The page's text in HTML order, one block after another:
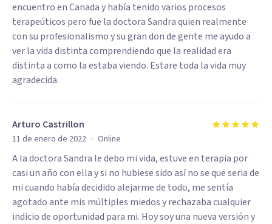
encuentro en Canada y había tenido varios procesos
terapeúticos pero fue la doctora Sandra quien realmente
con su profesionalismo y su gran don de gente me ayudo a
ver la vida distinta comprendiendo que la realidad era
distinta a como la estaba viendo. Estare toda la vida muy
agradecida.
Arturo Castrillon
11 de enero de 2022 · Online
A la doctora Sandra le debo mi vida, estuve en terapia por
casi un año con ella y si no hubiese sido así no se que seria de
mi cuando había decidido alejarme de todo, me sentía
agotado ante mis múltiples miedos y rechazaba cualquier
indicio de oportunidad para mi. Hoy soy una nueva versión y